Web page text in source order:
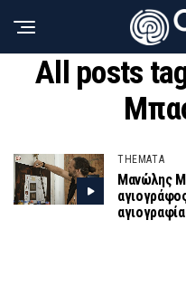
All posts
THEMATA
Μανώλης